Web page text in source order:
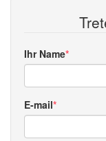
Ihr Name
E-mail